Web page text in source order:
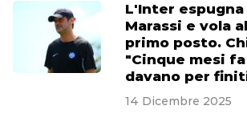
L'Inter espugna
Marassi e vola al
primo posto.
"Cinque mesi
davano per
14 Dicembre 2025